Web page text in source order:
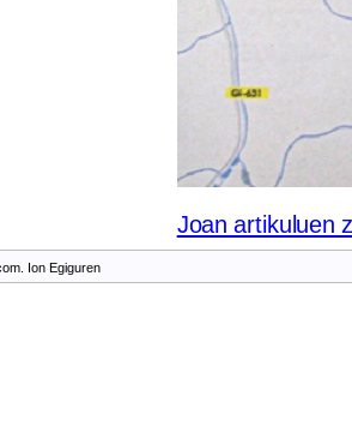
Joan artikuluen
Ion Egiguren